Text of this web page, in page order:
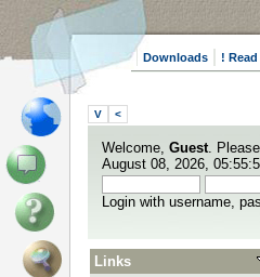
Downloads ! Read
V <
Welcome, Guest. Please
August 08, 2026,
Login with username,
Links